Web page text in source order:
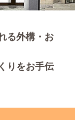
る外構・お
りをお手伝